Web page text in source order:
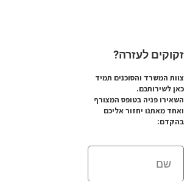
זקוקים לעזרה?
צוות המשרד והסוכנים תמיד
כאן לשירותכם.
השאירו פניה בטופס המצורף
ואחד מאתנו יחזור אליכם
בהקדם: